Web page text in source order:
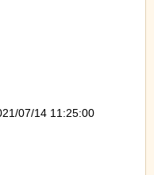
07/14 11:25:00